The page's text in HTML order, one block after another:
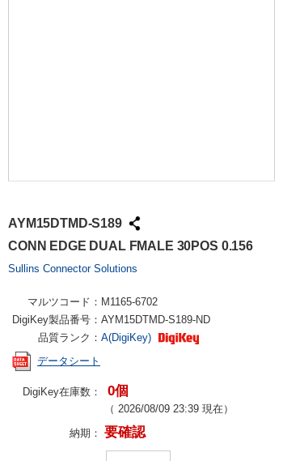
AYM15DTMD-S189
CONN EDGE DUAL FMALE 30POS 0.156
Sullins Connector Solutions
マルツコード： M1165-6702
DigiKey製品番号： AYM15DTMD-S189-ND
品質ランク： A(DigiKey)
データシート
DigiKey在庫数： 0個
（ 2026/08/09 23:39 現在）
納期： 要確認